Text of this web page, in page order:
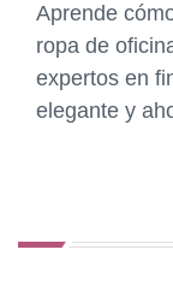
Aprende
ropa de
expertos en
elegante y